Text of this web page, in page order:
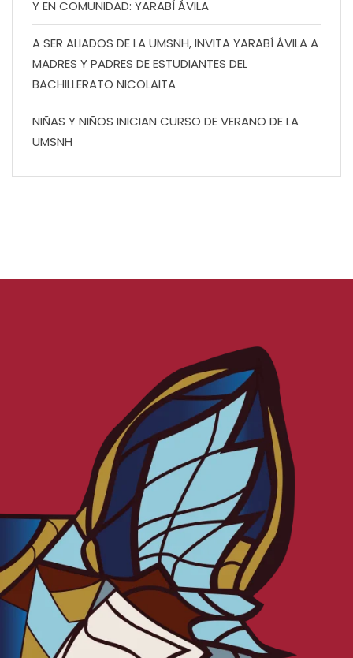
Y EN COMUNIDAD: YARABÍ ÁVILA
A SER ALIADOS DE LA UMSNH, INVITA YARABÍ ÁVILA A
MADRES Y PADRES DE ESTUDIANTES DEL
BACHILLERATO NICOLAITA
NIÑAS Y NIÑOS INICIAN CURSO DE VERANO DE LA
UMSNH